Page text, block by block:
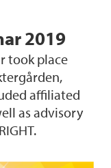
2019
took place
affiliated
as advisory